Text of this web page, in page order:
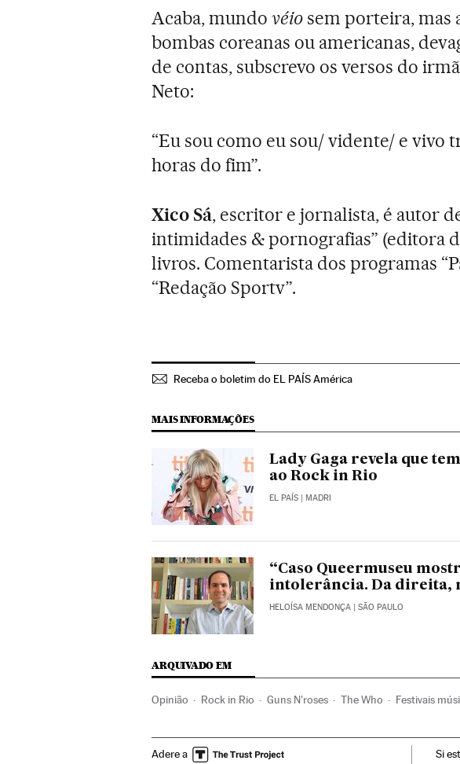
Acaba, mundovéio sem porteira, mas
bombas coreanas ou americanas,
de contas, subscrevo os versos do
Neto:
“Eu sou como eu sou/ vidente/ e vivo
horas do fim”.
Xico Sá, escritor e jornalista, é autor
intimidades & pornografias” (editora
livros. Comentarista dos programas
“Redação Sportv”.
Receba o boletim do EL PAÍS América
MAIS INFORMAÇÕES
Lady Gaga revela que
ao Rock in Rio
EL PAÍS | MADRI
“Caso Queermuseu
intolerância. Da direita,
HELOÍSA MENDONÇA | SÃO PAULO
ARQUIVADO EM
Opinião Rock in Rio Guns N'roses The Who Festivais
América Latina Música Bebidas
Adere a Si